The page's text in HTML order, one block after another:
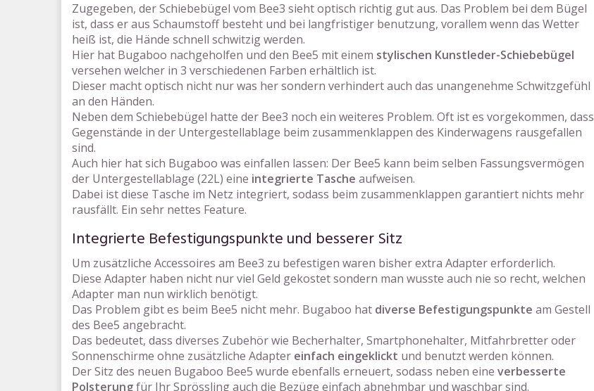
Zugegeben, der Schiebebügel vom Bee3 sieht optisch richtig gut aus. Das Problem bei dem Bügel
ist, dass er aus Schaumstoff besteht und bei langfristiger benutzung, vorallem wenn das Wetter
heiß ist, die Hände schnell schwitzig werden.
Hier hat Bugaboo nachgeholfen und den Bee5 mit einem stylischen Kunstleder-Schiebebügel
versehen welcher in 3 verschiedenen Farben erhältlich ist.
Dieser macht optisch nicht nur was her sondern verhindert auch das unangenehme Schwitzgefühl
an den Händen.
Neben dem Schiebebügel hatte der Bee3 noch ein weiteres Problem. Oft ist es vorgekommen, dass
Gegenstände in der Untergestellablage beim zusammenklappen des Kinderwagens rausgefallen
sind.
Auch hier hat sich Bugaboo was einfallen lassen: Der Bee5 kann beim selben Fassungsvermögen
der Untergestellablage (22L) eine integrierte Tasche aufweisen.
Dabei ist diese Tasche im Netz integriert, sodass beim zusammenklappen garantiert nichts mehr
rausfällt. Ein sehr nettes Feature.
Integrierte Befestigungspunkte und besserer Sitz
Um zusätzliche Accessoires am Bee3 zu befestigen waren bisher extra Adapter erforderlich.
Diese Adapter haben nicht nur viel Geld gekostet sondern man wusste auch nie so recht, welchen
Adapter man nun wirklich benötigt.
Das Problem gibt es beim Bee5 nicht mehr. Bugaboo hat diverse Befestigungspunkte am Gestell
des Bee5 angebracht.
Das bedeutet, dass diverses Zubehör wie Becherhalter, Smartphonehalter, Mitfahrbretter oder
Sonnenschirme ohne zusätzliche Adapter einfach eingeklickt und benutzt werden können.
Der Sitz des neuen Bugaboo Bee5 wurde ebenfalls erneuert, sodass neben eine verbesserte
Polsterungfür Ihr Sprössling auch die Bezüge einfach abnehmbar und waschbar sind.